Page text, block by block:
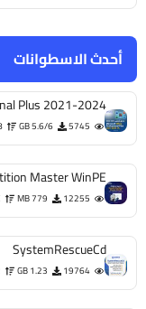
أحدث الاسطوانات
Plus 2021-2024
5745
5.6/6 GB
Master WinPE
12255
779 MB
SystemRescueCd
19764
1.23 GB